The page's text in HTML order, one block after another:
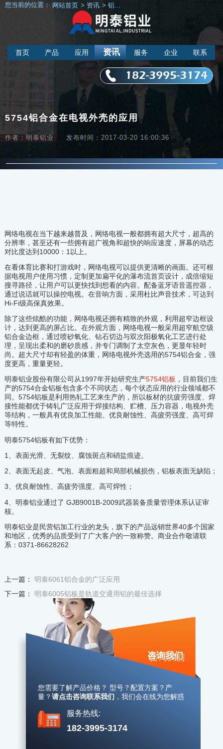
首页 产品 应用 资讯 服务 企业 联系
182-3995-3174
您当前的位置： 网站首页 > 资讯 > 铝材资讯
5754铝合金在电视外壳的应用
作者：明泰铝业 发布时间：2017-03-20 16:00:36
网络电视在当下越来越普及，网络电视一般都拥有超大尺寸，超高的
分辨率，甚至还有一些拥有超广视角和超快的响应速度，屏幕的动态
对比度达到10000：1以上。
在看体育比赛和打游戏时，网络电视可以提供更清晰的画面。还可根
据电视用户使用习惯，定制更加扁平化的瀑布流首页设计，成倍缩短
搜寻路径，让用户可以更快找到想看的内容。配备蓝牙语音遥控器，
通过说话就可以操控电视。在音响方面，采用杜比声音技术，可达到
Hi-Fi级高保真效果。
除了这些炫酷的功能，网络电视还拥有精致的外观，利用超窄边框设
计，达到更高的屏占比。在外观方面，网络电视一般采用超窄航空级
铝合金边框，通过喷砂氧化、钻石切边与双次阳极氧化工艺进行处
理，呈现出柔和的磨砂质感，并专门调制了太空灰色，更显年轻时
尚。超大尺寸却有轻盈的体重，网络电视外壳选用的5754铝合金，强
度更高，重量更轻。
明泰铝业股份有限公司从1997年开始研究生产5754铝板 ，目前我们生
产的5754合金铝板包含多个不同状态，每个状态应用的行业领域都不
同。5754铝板是利用热轧工艺来生产的，所以板材的抗疲劳强度、焊
接性能都优于铸轧广泛应用于焊接结构、贮槽、压力容器，电视外壳
等结构，一般具有优良加工性能、优良耐蚀性、高疲劳强度、高可焊
等特性。
明泰5754铝板有如下优势：
1、表面光滑、无裂纹、腐蚀斑点和硝盐痕迹。
2、表面无起皮、气泡、表面粗超和局部机械损伤，铝板表面无缺陷；
3、优良耐蚀性、高疲劳强度、高可焊性；
4、明泰铝业通过了 GJB9001B-2009武器装备质量管理体系认证审
核。
明泰铝业是民营铝加工行业的龙头，旗下的产品远销世界40多个国家
和地区，优秀的品质受到了广大客户的一致称赞。商业合作敬请联
系：0371-86628262
上一篇： 明泰6061铝合金的广泛应用
下一篇： 明泰6005铝板是轨道交通用铝的最佳选择
咨询我们
您需要了解产品价格？ 型号？配置方案？产
量？请点击咨询联系我们 ，我们会在线为您解惑
服务热线:
182-3995-3174